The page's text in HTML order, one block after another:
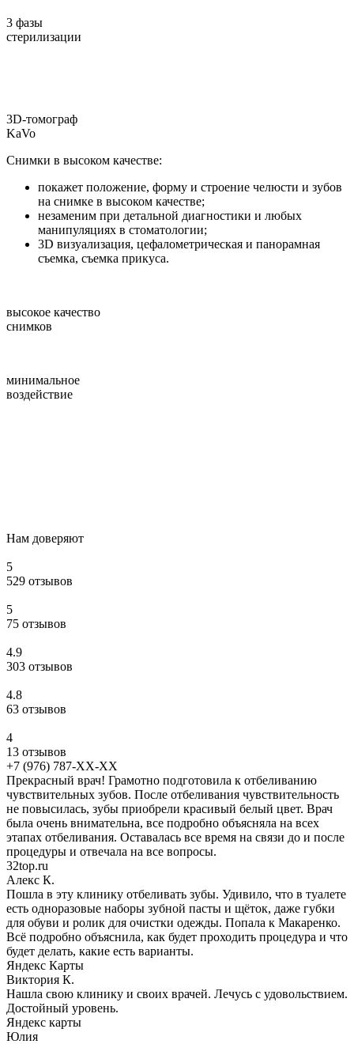
3 фазы
стерилизации
3D-томограф
KaVo
Снимки в высоком качестве:
покажет положение, форму и строение челюсти и зубов
на снимке в высоком качестве;
незаменим при детальной диагностики и любых
манипуляциях в стоматологии;
3D визуализация, цефалометрическая и панорамная
съемка, съемка прикуса.
высокое качество
снимков
минимальное
воздействие
Нам доверяют
5
529 отзывов
5
75 отзывов
4.9
303 отзывов
4.8
63 отзывов
4
13 отзывов
+7 (976) 787-XX-XX
Прекрасный врач! Грамотно подготовила к отбеливанию
чувствительных зубов. После отбеливания чувствительность
не повысилась, зубы приобрели красивый белый цвет. Врач
была очень внимательна, все подробно объясняла на всех
этапах отбеливания. Оставалась все время на связи до и после
процедуры и отвечала на все вопросы.
32top.ru
Алекс К.
Пошла в эту клинику отбеливать зубы. Удивило, что в туалете
есть одноразовые наборы зубной пасты и щёток, даже губки
для обуви и ролик для очистки одежды. Попала к Макаренко.
Всё подробно объяснила, как будет проходить процедура и что
будет делать, какие есть варианты.
Яндекс Карты
Виктория К.
Нашла свою клинику и своих врачей. Лечусь с удовольствием.
Достойный уровень.
Яндекс карты
Юлия